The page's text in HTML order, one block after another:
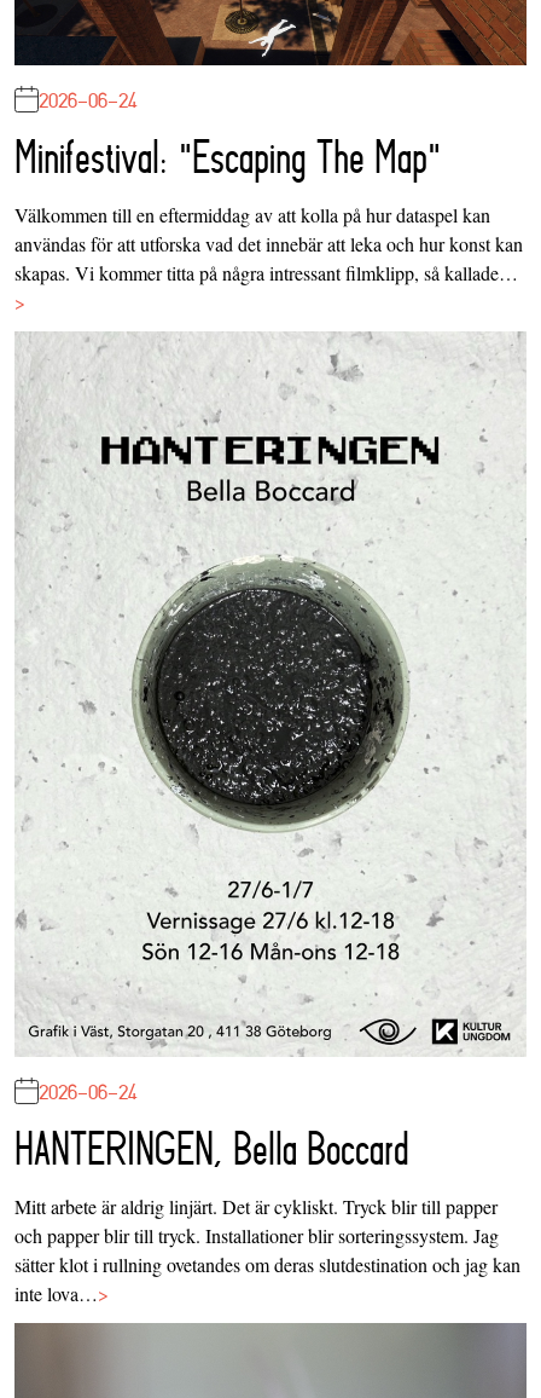
2026-06-24
Minifestival: "Escaping The Map"
Välkommen till en eftermiddag av att kolla på hur dataspel kan
användas för att utforska vad det innebär att leka och hur konst kan
skapas. Vi kommer titta på några intressant filmklipp, så kallade…
>
2026-06-24
HANTERINGEN, Bella Boccard
Mitt arbete är aldrig linjärt. Det är cykliskt. Tryck blir till papper
och papper blir till tryck. Installationer blir sorteringssystem. Jag
sätter klot i rullning ovetandes om deras slutdestination och jag kan
inte lova…>